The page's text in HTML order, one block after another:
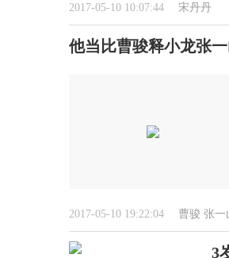
2017-05-10 10:07:44 宋丹丹
他当比曹骏释小龙张
2017-05-10 19:22:04 曹骏 张一
3